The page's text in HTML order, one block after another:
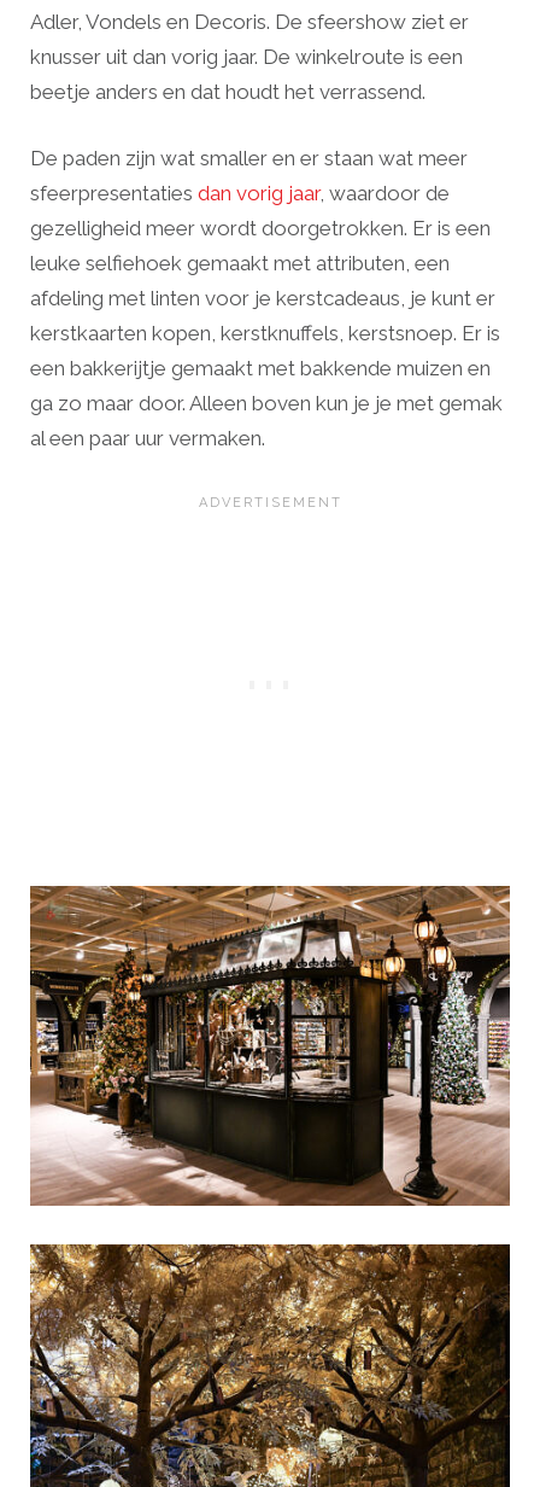
Adler, Vondels en Decoris. De sfeershow ziet er
knusser uit dan vorig jaar. De winkelroute is een
beetje anders en dat houdt het verrassend.
De paden zijn wat smaller en er staan wat meer
sfeerpresentaties dan vorig jaar, waardoor de
gezelligheid meer wordt doorgetrokken. Er is een
leuke selfiehoek gemaakt met attributen, een
afdeling met linten voor je kerstcadeaus, je kunt er
kerstkaarten kopen, kerstknuffels, kerstsnoep. Er is
een bakkerijtje gemaakt met bakkende muizen en
ga zo maar door. Alleen boven kun je je met gemak
al een paar uur vermaken.